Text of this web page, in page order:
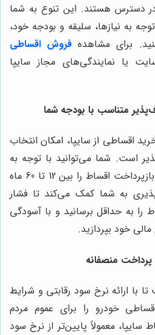
دسترس هستند. این تنوع به شما
به نیازها، سلیقه و بودجه خود،
برای مشاهده فروش اقساطی
یا نمایندگی‌های مجاز سایپا
متناسب با بودجه شما
اقساطی از سایپا، امکان انتخاب
است. شما می‌توانید با توجه به
توان مالی خود، مدت زمان بازپرداخت اقساط را بین 12 تا 60 ماه
به شما کمک می‌کند تا فشار
را به حداقل برسانید و با آسودگی
خود بپردازید.
منصفانه
با ارائه نرخ سود رقابتی و شرایط
خودرو را برای عموم مردم
معمولاً پایین‌تر از نرخ سود